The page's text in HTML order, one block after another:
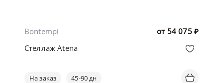
от 54 075 ₽
Bontempi
Стеллаж Atena
На заказ 45-90 дн